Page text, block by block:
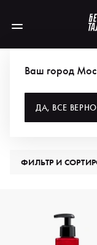
Ваш город
ДА, ВСЕ ВЕРНО
ФИЛЬТР И